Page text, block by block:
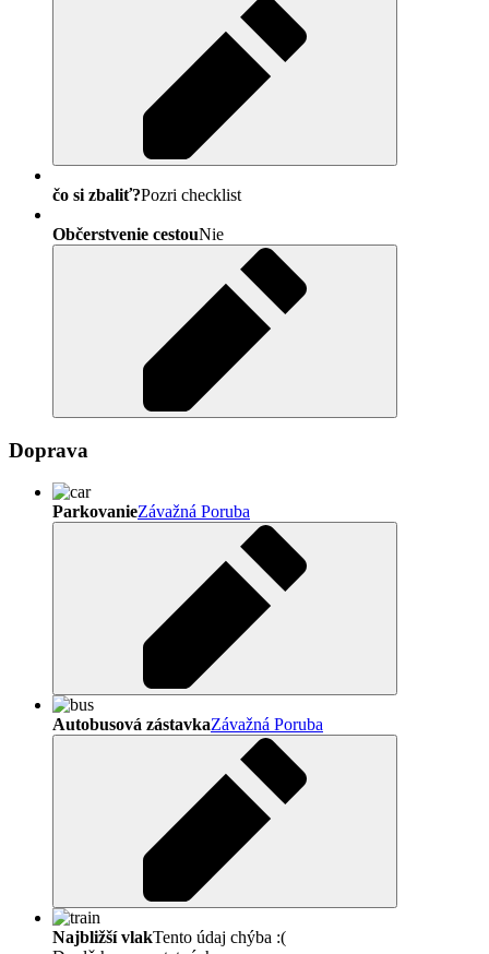
čo si zbaliť?Pozri checklist
Občerstvenie cestouNie
Doprava
ParkovanieZávažná Poruba
Autobusová zástavkaZávažná Poruba
Najbližší vlakTento údaj chýba :(